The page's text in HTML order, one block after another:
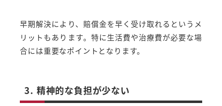
早期解決により、賠償金を早く受け取れるというメ
リットもあります。特に生活費や治療費が必要な場
合には重要なポイントとなります。
3. 精神的な負担が少ない